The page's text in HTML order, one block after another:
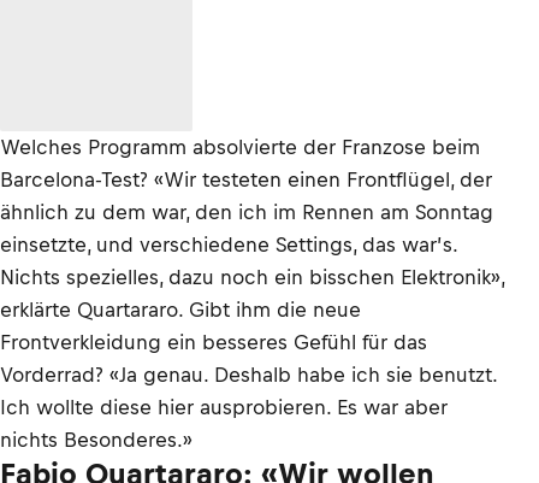
Welches Programm absolvierte der Franzose beim
Barcelona-Test? «Wir testeten einen Frontflügel, der
ähnlich zu dem war, den ich im Rennen am Sonntag
einsetzte, und verschiedene Settings, das war’s.
Nichts spezielles, dazu noch ein bisschen Elektronik»,
erklärte Quartararo. Gibt ihm die neue
Frontverkleidung ein besseres Gefühl für das
Vorderrad? «Ja genau. Deshalb habe ich sie benutzt.
Ich wollte diese hier ausprobieren. Es war aber
nichts Besonderes.»
Fabio Quartararo: «Wir wollen